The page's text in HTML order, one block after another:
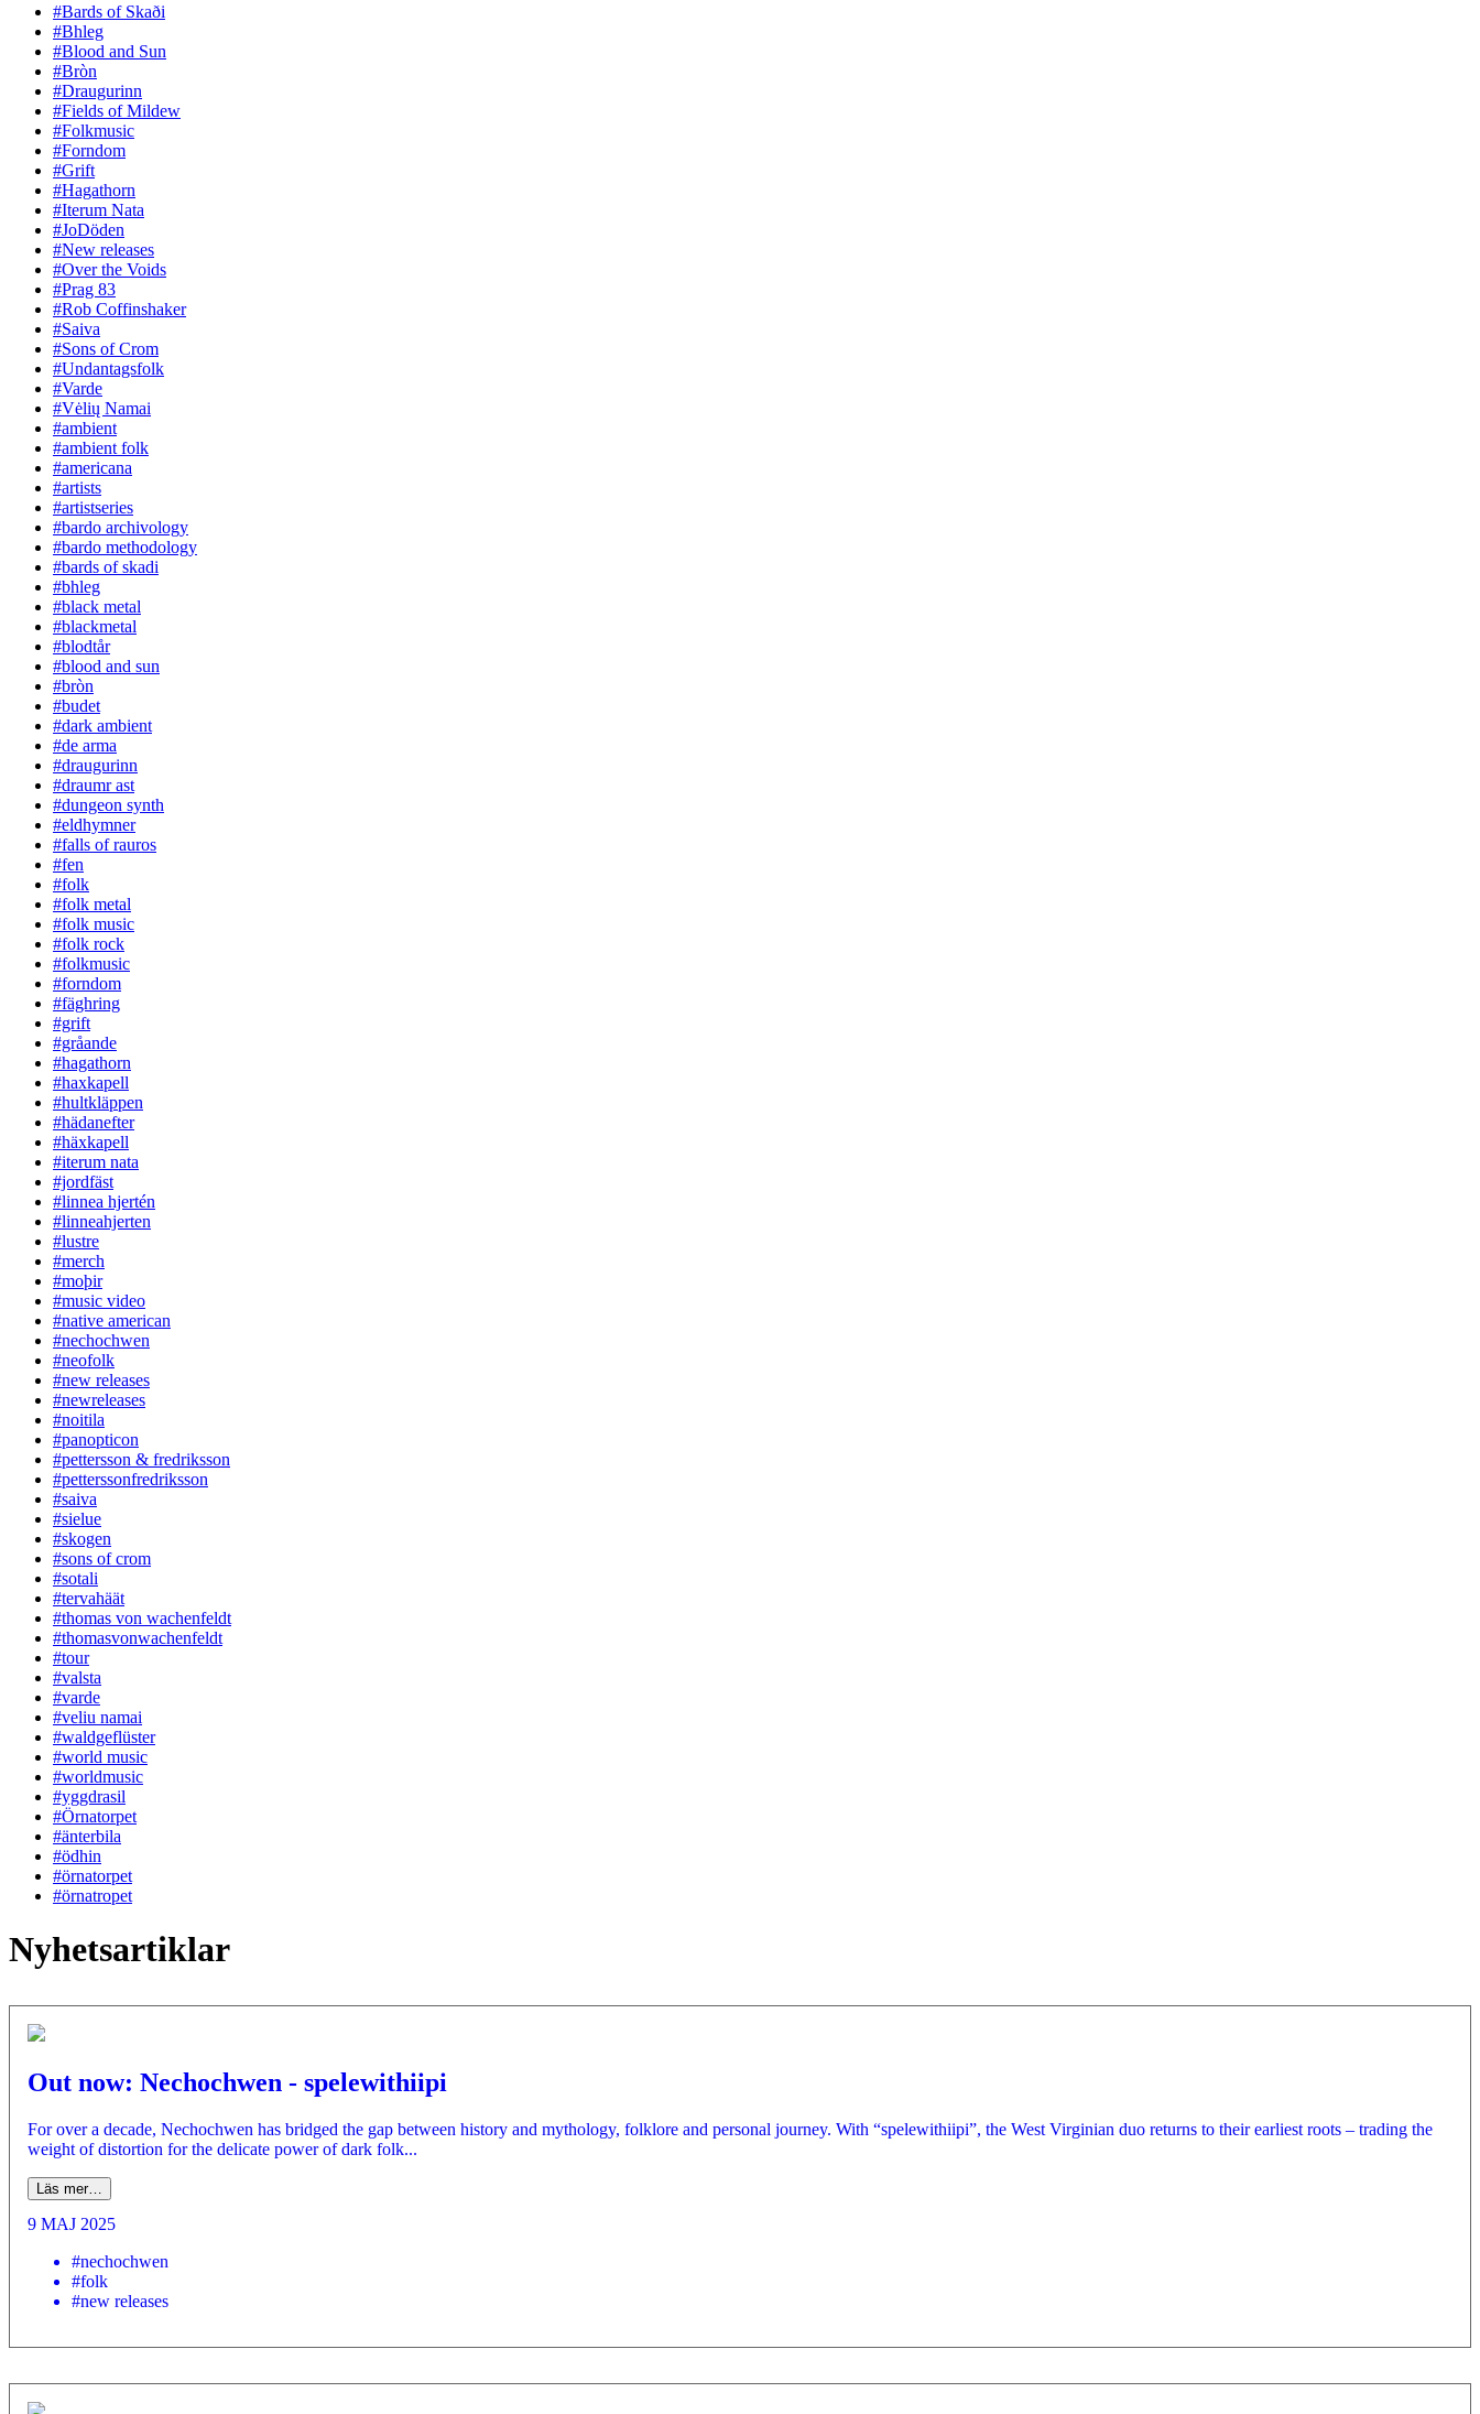
#Bards of Skaði
#Bhleg
#Blood and Sun
#Bròn
#Draugurinn
#Fields of Mildew
#Folkmusic
#Forndom
#Grift
#Hagathorn
#Iterum Nata
#JoDöden
#New releases
#Over the Voids
#Prag 83
#Rob Coffinshaker
#Saiva
#Sons of Crom
#Undantagsfolk
#Varde
#Vėlių Namai
#ambient
#ambient folk
#americana
#artists
#artistseries
#bardo archivology
#bardo methodology
#bards of skadi
#bhleg
#black metal
#blackmetal
#blodtår
#blood and sun
#bròn
#budet
#dark ambient
#de arma
#draugurinn
#draumr ast
#dungeon synth
#eldhymner
#falls of rauros
#fen
#folk
#folk metal
#folk music
#folk rock
#folkmusic
#forndom
#fäghring
#grift
#gråande
#hagathorn
#haxkapell
#hultkläppen
#hädanefter
#häxkapell
#iterum nata
#jordfäst
#linnea hjertén
#linneahjerten
#lustre
#merch
#moþir
#music video
#native american
#nechochwen
#neofolk
#new releases
#newreleases
#noitila
#panopticon
#pettersson & fredriksson
#petterssonfredriksson
#saiva
#sielue
#skogen
#sons of crom
#sotali
#tervahäät
#thomas von wachenfeldt
#thomasvonwachenfeldt
#tour
#valsta
#varde
#veliu namai
#waldgeflüster
#world music
#worldmusic
#yggdrasil
#Örnatorpet
#änterbila
#ödhin
#örnatorpet
#örnatropet
Nyhetsartiklar
Out now: Nechochwen - spelewithiipi
For over a decade, Nechochwen has bridged the gap between history and mythology, folklore and personal journey. With “spelewithiipi”, the West Virginian duo returns to their earliest roots – trading the
weight of distortion for the delicate power of dark folk...
Läs mer…
9 MAJ 2025
#nechochwen
#folk
#new releases